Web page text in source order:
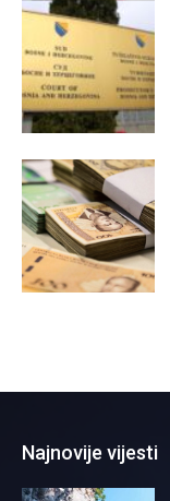
Najnovije vijesti